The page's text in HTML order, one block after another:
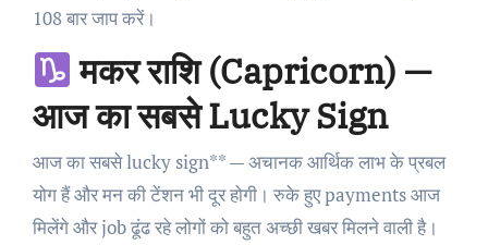
108 बार जाप करें।
मकर राशि (Capricorn) —
आज का सबसे Lucky Sign
आज का सबसे lucky sign** — अचानक आर्थिक लाभ के प्रबल
योग हैं और मन की टेंशन भी दूर होगी। रुके हुए payments आज
मिलेंगे और job ढूंढ रहे लोगों को बहुत अच्छी खबर मिलने वाली है।